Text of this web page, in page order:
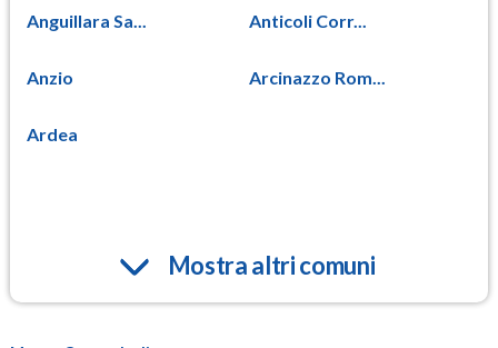
Anguillara Sa... Anticoli Corr...
Anzio Arcinazzo Rom...
Ardea
Mostra altri comuni